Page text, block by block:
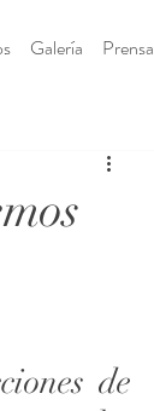
Galería Prensa
de